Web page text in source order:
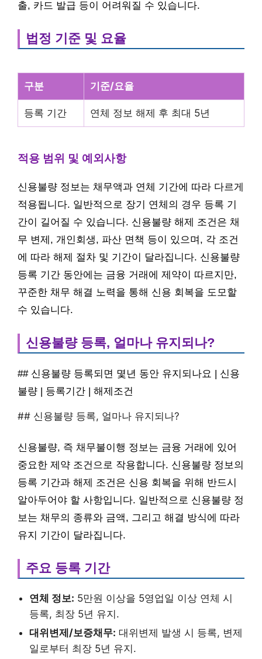
출, 카드 발급 등이 어려워질 수 있습니다.
법정 기준 및 요율
구분 기준/요율
등록 기간 연체 정보 해제 후 최대 5년
적용 범위 및 예외사항
신용불량 정보는 채무액과 연체 기간에 따라 다르게
적용됩니다. 일반적으로 장기 연체의 경우 등록 기
간이 길어질 수 있습니다. 신용불량 해제 조건은 채
무 변제, 개인회생, 파산 면책 등이 있으며, 각 조건
에 따라 해제 절차 및 기간이 달라집니다. 신용불량
등록 기간 동안에는 금융 거래에 제약이 따르지만,
꾸준한 채무 해결 노력을 통해 신용 회복을 도모할
수 있습니다.
신용불량 등록, 얼마나 유지되나?
## 신용불량 등록되면 몇년 동안 유지되나요 | 신용
불량 | 등록기간 | 해제조건
## 신용불량 등록, 얼마나 유지되나?
신용불량, 즉 채무불이행 정보는 금융 거래에 있어
중요한 제약 조건으로 작용합니다. 신용불량 정보의
등록 기간과 해제 조건은 신용 회복을 위해 반드시
알아두어야 할 사항입니다. 일반적으로 신용불량 정
보는 채무의 종류와 금액, 그리고 해결 방식에 따라
유지 기간이 달라집니다.
주요 등록 기간
연체 정보: 5만원 이상을 5영업일 이상 연체 시
등록, 최장 5년 유지.
대위변제/보증채무: 대위변제 발생 시 등록, 변제
일로부터 최장 5년 유지.